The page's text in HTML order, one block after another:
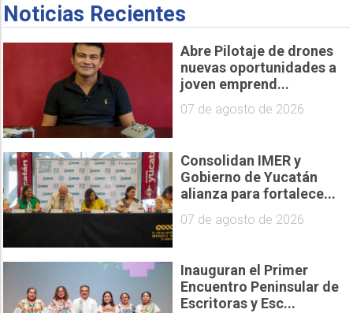
Noticias Recientes
Abre Pilotaje de drones
nuevas oportunidades a
joven emprend...
07 de agosto de 2026
Consolidan IMER y
Gobierno de Yucatán
alianza para fortalece...
07 de agosto de 2026
Inauguran el Primer
Encuentro Peninsular de
Escritoras y Esc...